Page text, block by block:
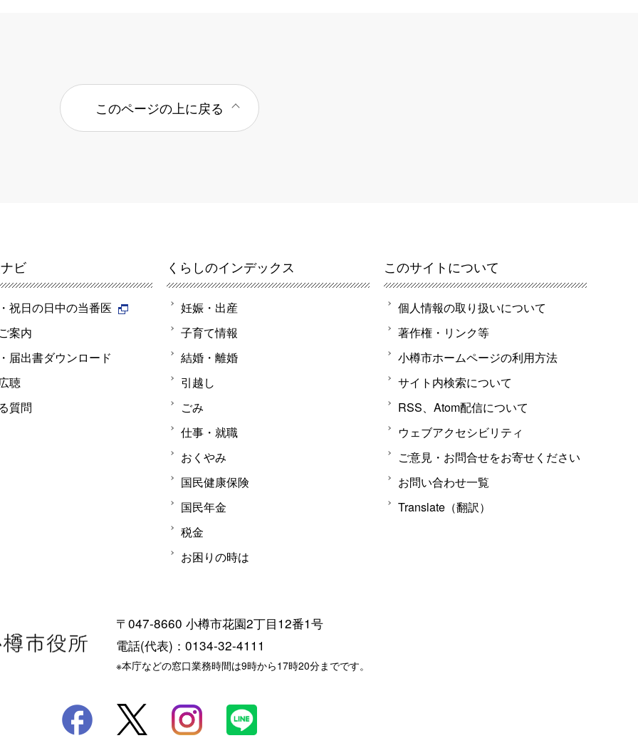
このページの上に戻る
ビ
祝日の日中の当番医
案内
届出書ダウンロード
聴
質問
くらしのインデックス
妊娠・出産
子育て情報
結婚・離婚
引越し
ごみ
仕事・就職
おくやみ
国民健康保険
国民年金
税金
お困りの時は
このサイトについて
個人情報の取り扱いについて
著作権・リンク等
小樽市ホームページの利用方法
サイト内検索について
RSS、Atom配信について
ウェブアクセシビリティ
ご意見・お問合せをお寄せください
お問い合わせ一覧
Translate（翻訳）
〒047-8660 小樽市花園2丁目12番1号
電話(代表)：0134-32-4111
※本庁などの窓口業務時間は9時から17時20分までです。